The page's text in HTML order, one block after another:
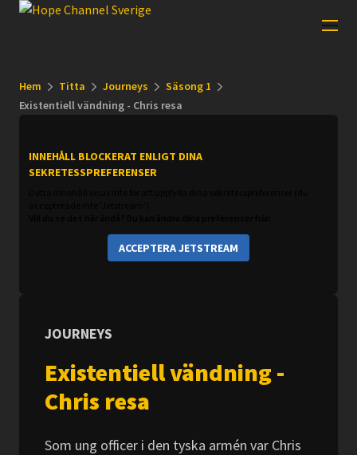
Hem Titta Journeys
Säsong 1
Existentiell vändning - Chris resa
INNEHÅLL BLOCKERAT ENLIGT DINA
SEKRETESSPREFERENSER
ACCEPTERA JETSTREAM
JOURNEYS
Existentiell vändning -
Chris resa
Som ung officer i den tyska armén var Chris